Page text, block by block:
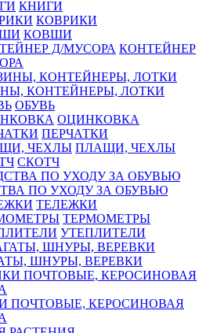
КНИГИ
КОВРИКИ
КОВШИ
КОНТЕЙНЕР
КОНТЕЙНЕРЫ, ЛОТКИ
ОБУВЬ
ОЦИНКОВКА
ПЕРЧАТКИ
ПЛАЩИ, ЧЕХЛЫ
СКОТЧ
ПО УХОДУ ЗА ОБУВЬЮ
ТЕЛЕЖКИ
ТЕРМОМЕТРЫ
УТЕПЛИТЕЛИ
ШНУРЫ, ВЕРЕВКИ
ПОЧТОВЫЕ, КЕРОСИНОВАЯ